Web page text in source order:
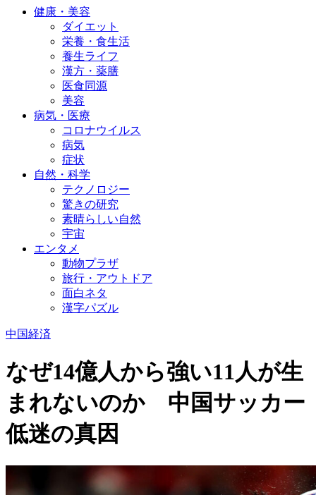
健康・美容
ダイエット
栄養・食生活
養生ライフ
漢方・薬膳
医食同源
美容
病気・医療
コロナウイルス
病気
症状
自然・科学
テクノロジー
驚きの研究
素晴らしい自然
宇宙
エンタメ
動物プラザ
旅行・アウトドア
面白ネタ
漢字パズル
中国経済
なぜ14億人から強い11人が生
まれないのか 中国サッカー
低迷の真因